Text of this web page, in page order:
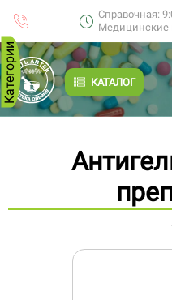
Справочная:
Медицинские
КАТАЛОГ
Категории